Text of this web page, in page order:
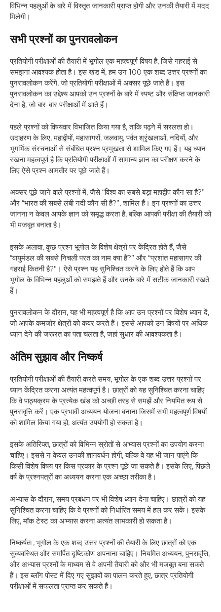
विभिन्न पहलुओं के बारे में विस्तृत जानकारी प्राप्त होगी और उनकी तैयारी में मदद
मिलेगी।
सभी प्रश्नों का पुनरावलोकन
प्रतियोगी परीक्षाओं की तैयारी में भूगोल एक महत्वपूर्ण विषय है, जिसे गहराई से
समझना आवश्यक होता है। इस खंड में, हम उन 100 एक शब्द उत्तर प्रश्नों का
पुनरावलोकन करेंगे, जो प्रतियोगी परीक्षाओं में अक्सर पूछे जाते हैं। इस
पुनरावलोकन का उद्देश्य आपको उन प्रश्नों के बारे में स्पष्ट और संक्षिप्त जानकारी
देना है, जो बार-बार परीक्षाओं में आते हैं।
पहले प्रश्नों को विषयवार विभाजित किया गया है, ताकि पढ़ने में सरलता हो।
उदाहरण के लिए, महाद्वीपों, महासागरों, जलवायु, पर्वत श्रृंखलाओं, नदियों, और
भूगर्भिक संरचनाओं से संबंधित प्रश्न प्रमुखता से शामिल किए गए हैं। यह ध्यान
रखना महत्वपूर्ण है कि प्रतियोगी परीक्षाओं में सामान्य ज्ञान का परीक्षण करने के
लिए ऐसे प्रश्न आमतौर पर पूछे जाते हैं।
अक्सर पूछे जाने वाले प्रश्नों में, जैसे “विश्व का सबसे बड़ा महाद्वीप कौन सा है?”
और “भारत की सबसे लंबी नदी कौन सी है?”, शामिल हैं। इन प्रश्नों का उत्तर
जानना न केवल आपके ज्ञान को समृद्ध करता है, बल्कि आपकी परीक्षा की तैयारी को
भी मजबूत बनाता है।
इसके अलावा, कुछ प्रश्न भूगोल के विशेष क्षेत्रों पर केंद्रित होते हैं, जैसे
“वायुमंडल की सबसे निचली परत का नाम क्या है?” और “प्रशांत महासागर की
गहराई कितनी है?”। ऐसे प्रश्न यह सुनिश्चित करने के लिए होते हैं कि आप
भूगोल के विभिन्न पहलुओं को समझते हैं और उनके बारे में सटीक जानकारी रखते
हैं।
पुनरावलोकन के दौरान, यह भी महत्वपूर्ण है कि आप उन प्रश्नों पर विशेष ध्यान दें,
जो आपके कमजोर क्षेत्रों को कवर करते हैं। इससे आपको उन विषयों पर अधिक
ध्यान देने की जरूरत का पता चलता है, जहां सुधार की आवश्यकता है।
अंतिम सुझाव और निष्कर्ष
प्रतियोगी परीक्षाओं की तैयारी करते समय, भूगोल के एक शब्द उत्तर प्रश्नों पर
ध्यान केंद्रित करना अत्यंत महत्वपूर्ण है। छात्रों को यह सुनिश्चित करना चाहिए
कि वे पाठ्यक्रम के प्रत्येक खंड को अच्छी तरह से समझें और नियमित रूप से
पुनरावृत्ति करें। एक प्रभावी अध्ययन योजना बनाना जिसमें सभी महत्वपूर्ण विषयों
को शामिल किया गया हो, अत्यंत उपयोगी हो सकता है।
इसके अतिरिक्त, छात्रों को विभिन्न स्रोतों से अभ्यास प्रश्नों का उपयोग करना
चाहिए। इससे न केवल उनकी ज्ञानवर्धन होगी, बल्कि वे यह भी जान पाएंगे कि
किसी विशेष विषय पर किस प्रकार के प्रश्न पूछे जा सकते हैं। इसके लिए, पिछले
वर्ष के प्रश्नपत्रों का अध्ययन करना एक अच्छा तरीका है।
अभ्यास के दौरान, समय प्रबंधन पर भी विशेष ध्यान देना चाहिए। छात्रों को यह
सुनिश्चित करना चाहिए कि वे प्रश्नों को निर्धारित समय में हल कर सकें। इसके
लिए, मॉक टेस्ट का अभ्यास करना अत्यंत लाभकारी हो सकता है।
निष्कर्षतः, भूगोल के एक शब्द उत्तर प्रश्नों की तैयारी के लिए छात्रों को एक
सुव्यवस्थित और समर्पित दृष्टिकोण अपनाना चाहिए। नियमित अध्ययन, पुनरावृत्ति,
और अभ्यास प्रश्नों के माध्यम से वे अपनी तैयारी को और भी मजबूत बना सकते
हैं। इस ब्लॉग पोस्ट में दिए गए सुझावों का पालन करते हुए, छात्र प्रतियोगी
परीक्षाओं में सफलता प्राप्त कर सकते हैं।